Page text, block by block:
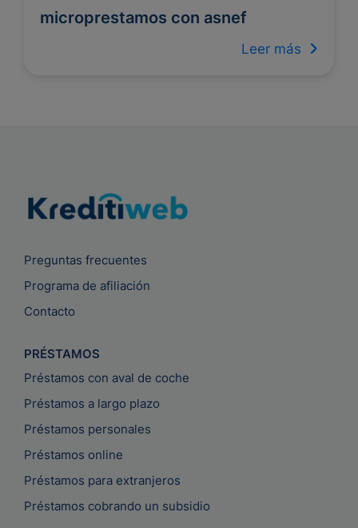
microprestamos con asnef
Leer más
Preguntas frecuentes
Programa de afiliación
Contacto
PRÉSTAMOS
Préstamos con aval de coche
Préstamos a largo plazo
Préstamos personales
Préstamos online
Préstamos para extranjeros
Préstamos cobrando un subsidio